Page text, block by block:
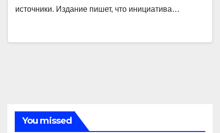
источники. Издание пишет, что инициатива…
You missed